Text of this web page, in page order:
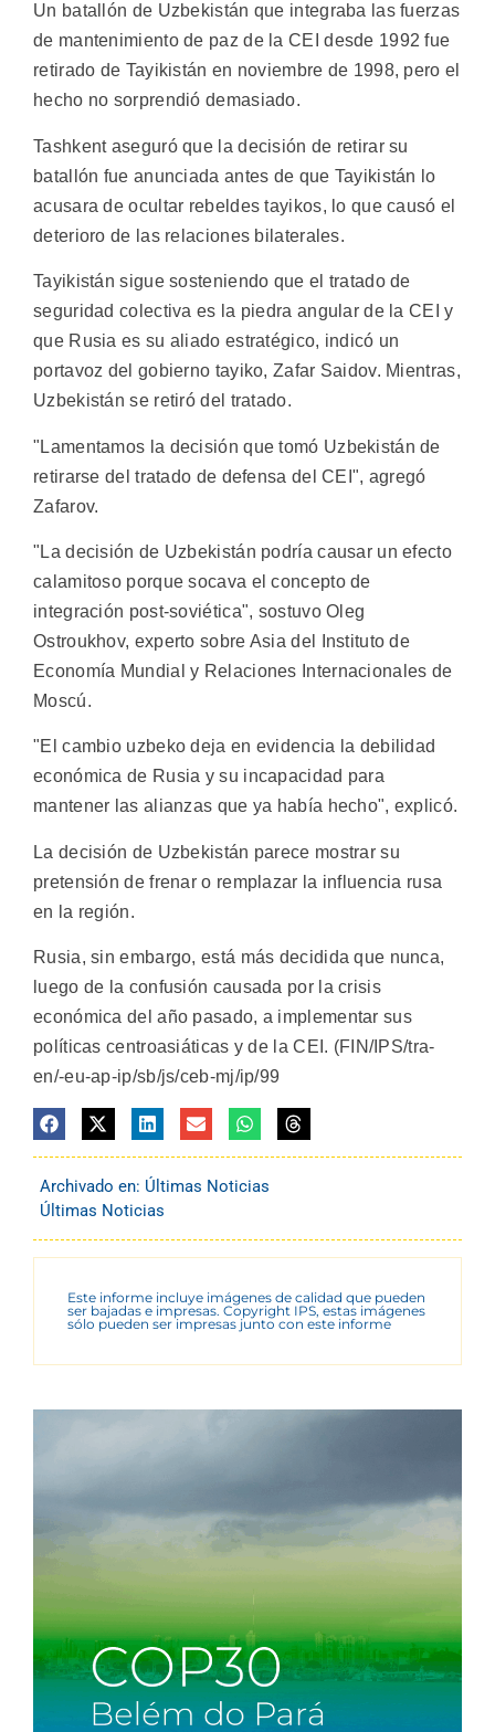
Un batallón de Uzbekistán que integraba las fuerzas
de mantenimiento de paz de la CEI desde 1992 fue
retirado de Tayikistán en noviembre de 1998, pero el
hecho no sorprendió demasiado.
Tashkent aseguró que la decisión de retirar su
batallón fue anunciada antes de que Tayikistán lo
acusara de ocultar rebeldes tayikos, lo que causó el
deterioro de las relaciones bilaterales.
Tayikistán sigue sosteniendo que el tratado de
seguridad colectiva es la piedra angular de la CEI y
que Rusia es su aliado estratégico, indicó un
portavoz del gobierno tayiko, Zafar Saidov. Mientras,
Uzbekistán se retiró del tratado.
"Lamentamos la decisión que tomó Uzbekistán de
retirarse del tratado de defensa del CEI", agregó
Zafarov.
"La decisión de Uzbekistán podría causar un efecto
calamitoso porque socava el concepto de
integración post-soviética", sostuvo Oleg
Ostroukhov, experto sobre Asia del Instituto de
Economía Mundial y Relaciones Internacionales de
Moscú.
"El cambio uzbeko deja en evidencia la debilidad
económica de Rusia y su incapacidad para
mantener las alianzas que ya había hecho", explicó.
La decisión de Uzbekistán parece mostrar su
pretensión de frenar o remplazar la influencia rusa
en la región.
Rusia, sin embargo, está más decidida que nunca,
luego de la confusión causada por la crisis
económica del año pasado, a implementar sus
políticas centroasiáticas y de la CEI. (FIN/IPS/tra-
en/-eu-ap-ip/sb/js/ceb-mj/ip/99
Archivado en: Últimas Noticias
Últimas Noticias
Este informe incluye imágenes de calidad que pueden
ser bajadas e impresas. Copyright IPS, estas imágenes
sólo pueden ser impresas junto con este informe